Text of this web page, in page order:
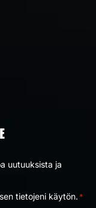
uutuuksista ja
tietojeni käytön. *